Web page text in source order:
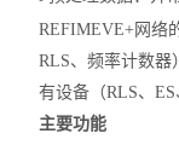
REFIMEVE+网络
RLS、频率计数器
有设备（RLS、
主要功能